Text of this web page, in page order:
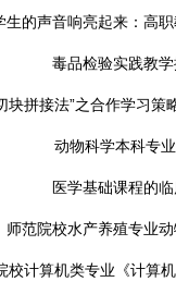
生的声音响亮起来：高
毒品检验实践教学
块拼接法”之合作学习策
动物科学本科专
医学基础课程的
师范院校水产养殖专业
校计算机类专业《计算